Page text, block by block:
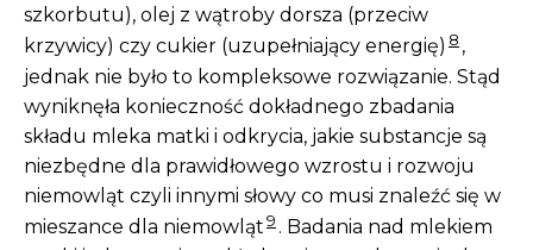
szkorbutu), olej z wątroby dorsza (przeciw
krzywicy) czy cukier (uzupełniający energię) 8 ,
jednak nie było to kompleksowe rozwiązanie. Stąd
wyniknęła konieczność dokładnego zbadania
składu mleka matki i odkrycia, jakie substancje są
niezbędne dla prawidłowego wzrostu i rozwoju
niemowląt czyli innymi słowy co musi znaleźć się w
mieszance dla niemowląt9 . Badania nad mlekiem